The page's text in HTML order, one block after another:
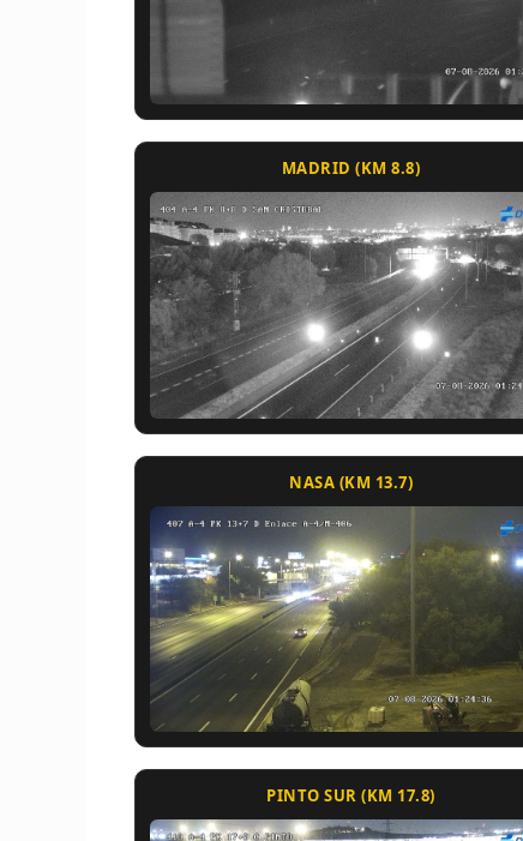
MADRID (KM 8.8)
NASA (KM 13.7)
PINTO SUR (KM 17.8)